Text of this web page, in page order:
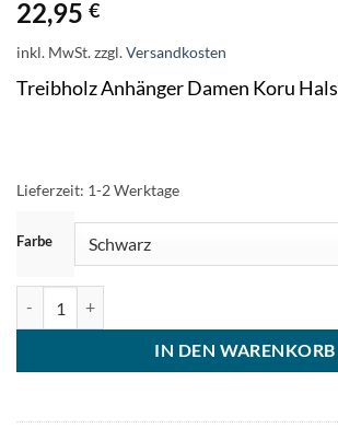
22,95 €
inkl. MwSt.zzgl.Versandkosten
Treibholz Anhänger Damen Koru
Lieferzeit: 1-2 Werktage
Farbe
IN DEN WARENKORB